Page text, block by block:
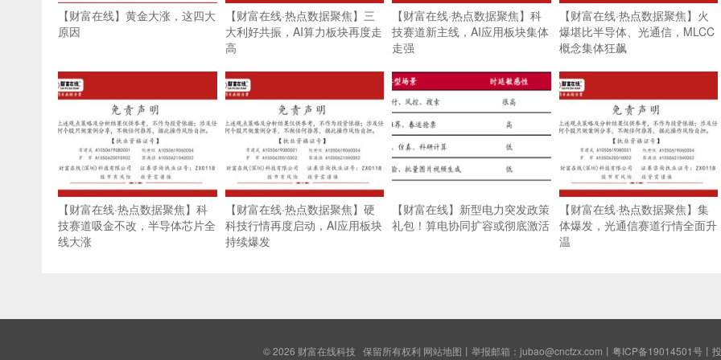
【财富在线】黄金大涨，这四大
原因
【财富在线·热点数据聚焦】三
大利好共振，AI算力板块再度走
高
【财富在线·热点数据聚焦】科
技赛道新主线，AI应用板块集体
走强
【财富在线·热点数据聚焦】火
爆堪比半导体、光通信，MLCC
概念集体狂飙
【财富在线·热点数据聚焦】科
技赛道吸金不改，半导体芯片全
线大涨
【财富在线·热点数据聚焦】硬
科技行情再度启动，AI应用板块
持续爆发
【财富在线】新型电力突发政策
礼包！算电协同扩容或彻底激活
【财富在线·热点数据聚焦】集
体爆发，光通信赛道行情全面升
温
© 2026 财富在线科技 保留所有权利 网站地图 丨举报邮箱：jubao@cncfzx.com丨 粤ICP备19014501号 丨